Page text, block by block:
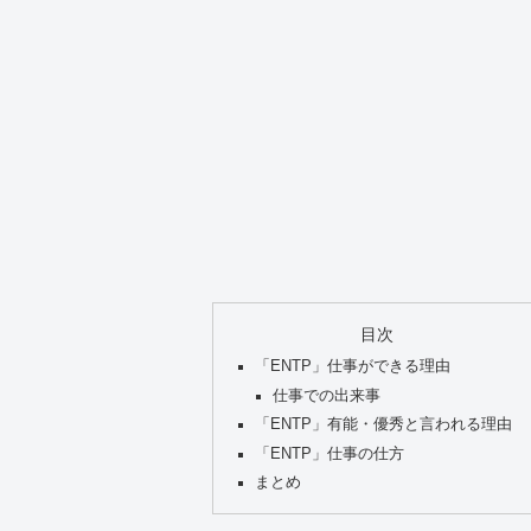
目次
「ENTP」仕事ができる理由
仕事での出来事
「ENTP」有能・優秀と言われる理由
「ENTP」仕事の仕方
まとめ